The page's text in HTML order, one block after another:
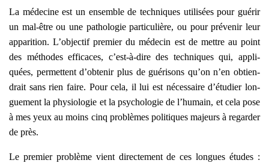
La méde­cine est un ensemble de tech­niques uti­li­sées pour gué­rir
un mal-être ou une patho­lo­gie par­ti­cu­lière, ou pour pré­ve­nir leur
appa­ri­tion. L’objectif pre­mier du méde­cin est de mettre au point
des méthodes effi­caces, c’est-à-dire des tech­niques qui, appli­
quées, per­mettent d’obtenir plus de gué­ri­sons qu’on n’en obtien­
drait sans rien faire. Pour cela, il lui est néces­saire d’étudier lon­
gue­ment la phy­sio­lo­gie et la psy­cho­lo­gie de l’humain, et cela pose
à mes yeux au moins cinq pro­blèmes poli­tiques majeurs à regar­der
de près.
Le pre­mier pro­blème vient direc­te­ment de ces longues études :